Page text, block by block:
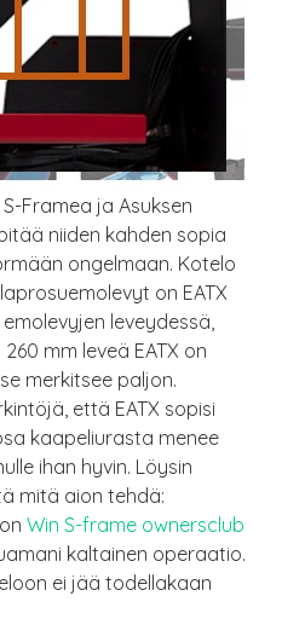
Framea ja Asuksen
niiden kahden sopia
ongelmaan. Kotelo
on EATX
leveydessä,
mm leveä EATX on
merkitsee paljon.
että EATX sopisi
kaapeliurasta menee
ihan hyvin. Löysin
mitä aion tehdä:
Win S-frame ownersclub
kaltainen operaatio.
ei jää todellakaan